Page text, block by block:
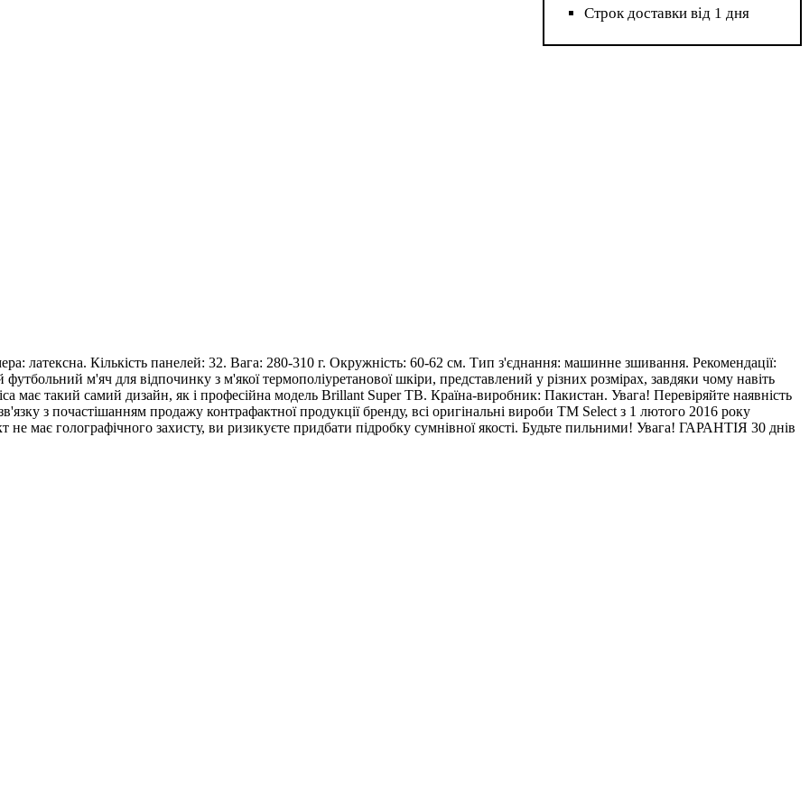
Строк доставки від 1 дня
латексна. Кількість панелей: 32. Вага: 280-310 г. Окружність: 60-62 см. Тип з'єднання: машинне зшивання. Рекомендації:
м'яч для відпочинку з м'якої термополіуретанової шкіри, представлений у різних розмірах, завдяки чому навіть
має такий самий дизайн, як і професійна модель Brillant Super TB. Країна-виробник: Пакистан. Увага! Перевіряйте наявність
з почастішанням продажу контрафактної продукції бренду, всі оригінальні вироби ТМ Select з 1 лютого 2016 року
має голографічного захисту, ви ризикуєте придбати підробку сумнівної якості. Будьте пильними! Увага! ГАРАНТІЯ 30 днів